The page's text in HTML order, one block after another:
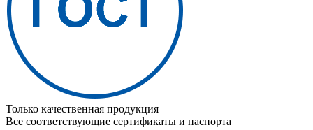
Только качественная продукция
Все соответствующие сертификаты и паспорта